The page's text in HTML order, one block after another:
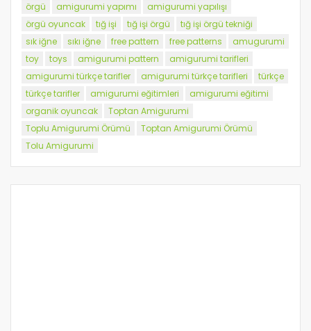
örgü
amigurumi yapımı
amigurumi yapılışı
örgü oyuncak
tığ işi tığ işi örgü
tığ işi örgü tekniği
sık iğne
sıkı iğne free pattern free patterns
amugurumi
toy
toys amigurumi pattern
amigurumi tarifleri
amigurumi türkçe tarifler
amigurumi türkçe tarifleri
türkçe
türkçe tarifler
amigurumi eğitimleri
amigurumi eğitimi
organik oyuncak
Toptan Amigurumi
Toplu Amigurumi Örümü
Toptan Amigurumi Örümü
Tolu Amigurumi